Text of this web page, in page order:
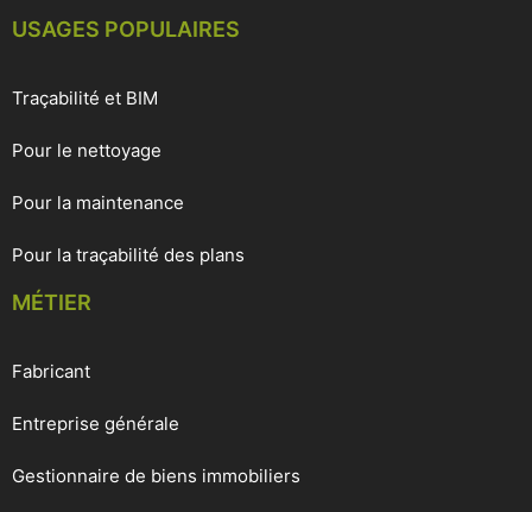
USAGES POPULAIRES
Traçabilité et BIM
Pour le nettoyage
Pour la maintenance
Pour la traçabilité des plans
MÉTIER
Fabricant
Entreprise générale
Gestionnaire de biens immobiliers